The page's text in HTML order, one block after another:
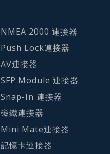
NMEA 2000 連接器
Push Lock連接器
AV連接器
SFP Module 連接器
Snap-In 連接器
磁鐵連接器
Mini Mate連接器
記憶卡連接器